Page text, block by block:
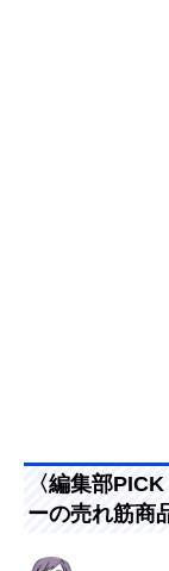
〈編集部
ーの売れ筋商